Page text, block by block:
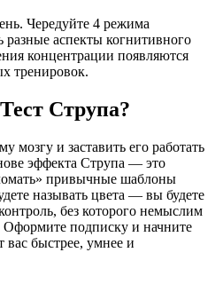
Чередуйте 4 режима
разные аспекты когнитивного
концентрации появляются
тренировок.
Струпа?
мозгу и заставить его работать
эффекта Струпа — это
привычные шаблоны
называть цвета — вы будете
без которого немыслим
подписку и начните
вас быстрее, умнее и